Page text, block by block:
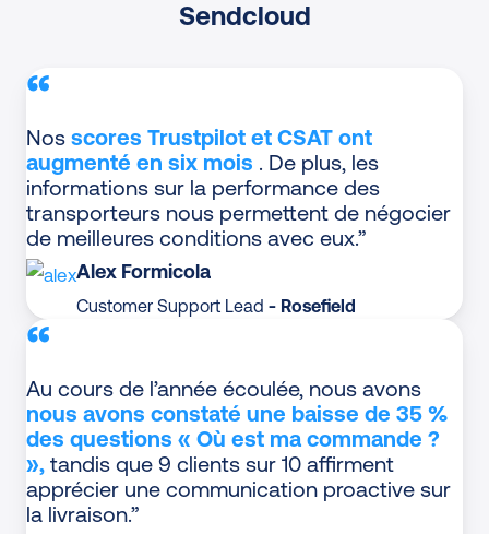
Sendcloud
“
Nosscores Trustpilot et CSAT ont
augmenté en six mois . De plus, les
informations sur la performance des
transporteurs nous permettent de négocier
de meilleures conditions avec eux.”
Alex Formicola
Customer Support Lead - Rosefield
“
Au cours de l’année écoulée, nous avons
nous avons constaté une baisse de 35 %
des questions « Où est ma commande ?
»,tandis que 9 clients sur 10 affirment
apprécier une communication proactive sur
la livraison.”